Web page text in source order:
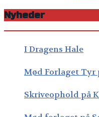
Nyheder
I Dragens Hale
Mød Forlaget Tyr
Skriveophold på